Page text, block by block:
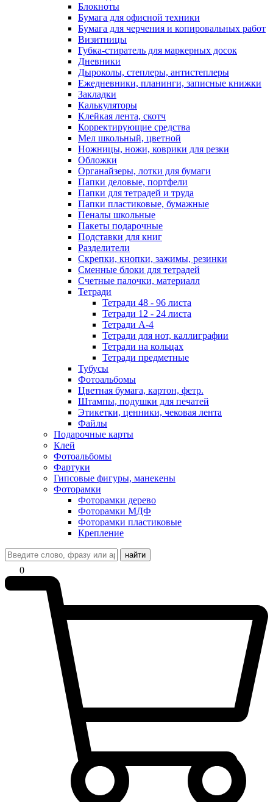
Блокноты
Бумага для офисной техники
Бумага для черчения и копировальных работ
Визитницы
Губка-стиратель для маркерных досок
Дневники
Дыроколы, степлеры, антистеплеры
Ежедневники, планинги, записные книжки
Закладки
Калькуляторы
Клейкая лента, скотч
Корректирующие средства
Мел школьный, цветной
Ножницы, ножи, коврики для резки
Обложки
Органайзеры, лотки для бумаги
Папки деловые, портфели
Папки для тетрадей и труда
Папки пластиковые, бумажные
Пеналы школьные
Пакеты подарочные
Подставки для книг
Разделители
Скрепки, кнопки, зажимы, резинки
Сменные блоки для тетрадей
Счетные палочки, материалл
Тетради
Тетради 48 - 96 листа
Тетради 12 - 24 листа
Тетради А-4
Тетради для нот, каллиграфии
Тетради на кольцах
Тетради предметные
Тубусы
Фотоальбомы
Цветная бумага, картон, фетр.
Штампы, подушки для печатей
Этикетки, ценники, чековая лента
Файлы
Подарочные карты
Клей
Фотоальбомы
Фартуки
Гипсовые фигуры, манекены
Фоторамки
Фоторамки дерево
Фоторамки МДФ
Фоторамки пластиковые
Крепление
найти
0